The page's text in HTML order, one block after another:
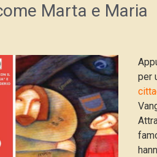
Marta e Maria
per